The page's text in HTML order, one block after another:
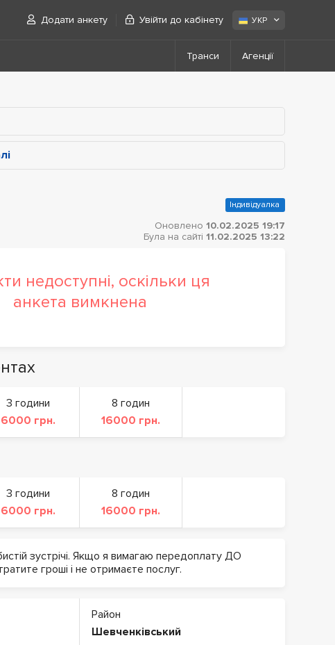
Додати анкету Увійти до кабінету УКР
Транси Агенції
Індивідуалка
Оновлено 10.02.2025 19:17
Була на сайті 11.02.2025 13:22
недоступні, оскільки ця
анкета вимкнена
3 години
6000 грн.
8 годин
16000 грн.
3 години
6000 грн.
8 годин
16000 грн.
зустрічі. Якщо я вимагаю передоплату ДО
гроші і не отримаєте послуг.
Район
Шевченківський